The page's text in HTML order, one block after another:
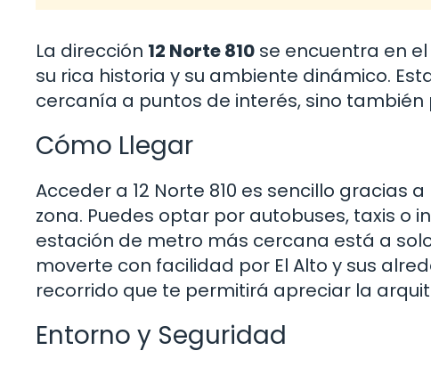
La dirección 12 Norte 810 se encuentra en
su rica historia y su ambiente dinámico.
cercanía a puntos de interés, sino
Cómo Llegar
Acceder a 12 Norte 810 es sencillo
zona. Puedes optar por autobuses, taxis o
estación de metro más cercana está a
moverte con facilidad por El Alto y sus
recorrido que te permitirá apreciar la
Entorno y Seguridad